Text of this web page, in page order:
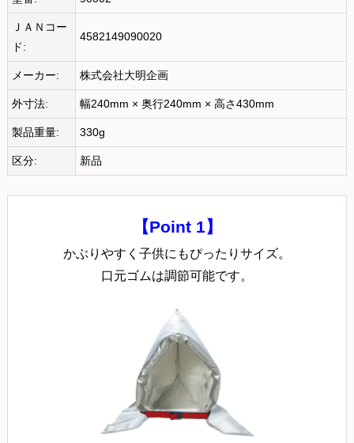
ＪＡＮコー
ド:
4582149090020
メーカー: 株式会社大明企画
外寸法: 幅240mm × 奥行240mm × 高さ430mm
製品重量: 330g
区分: 新品
【Point 1】
かぶりやすく子供にもぴったりサイズ。
口元ゴムは調節可能です。